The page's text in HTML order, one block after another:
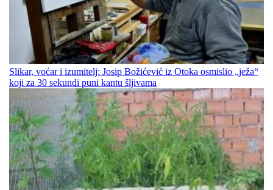
Slikar, voćar i izumitelj: Josip Božićević iz Otoka osmislio „ježa“
koji za 30 sekundi puni kantu šljivama